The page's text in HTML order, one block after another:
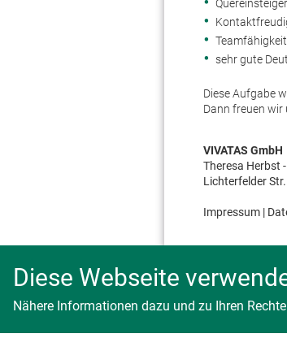
sehr gute
Diese Aufgabe
Dann freuen wir
VIVATAS GmbH
Theresa Herbst -
Lichterfelder
Impressum |
Diese Webseite
Nähere Informationen dazu und zu Ihren